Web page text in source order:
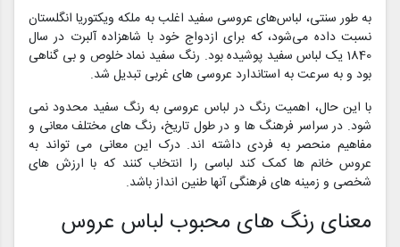
به طور سنتی، لباس‌های عروسی سفید اغلب به ملکه ویکتوریا انگلستان
نسبت داده می‌شود، که برای ازدواج خود با شاهزاده آلبرت در سال
1840 یک لباس سفید پوشیده بود. رنگ سفید نماد خلوص و بی گناهی
بود و به سرعت به استاندارد عروسی های غربی تبدیل شد.
با این حال، اهمیت رنگ در لباس عروسی به رنگ سفید محدود نمی
شود. در سراسر فرهنگ ها و در طول تاریخ، رنگ های مختلف معانی و
مفاهیم منحصر به فردی داشته اند. درک این معانی می تواند به
عروس خانم ها کمک کند لباسی را انتخاب کنند که با ارزش های
شخصی و زمینه های فرهنگی آنها طنین انداز باشد.
معنای رنگ های محبوب لباس عروس